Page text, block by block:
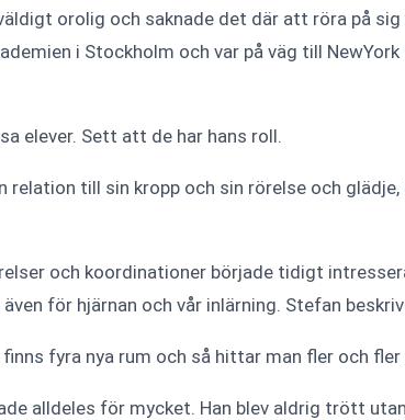
orolig och saknade det där att röra på
i Stockholm och var på väg till
elever. Sett att de har hans roll.
till sin kropp och sin rörelse och
och koordinationer började tidigt
för hjärnan och vår inlärning. Stefan
fyra nya rum och så hittar man fler och fler
alldeles för mycket. Han blev aldrig trött